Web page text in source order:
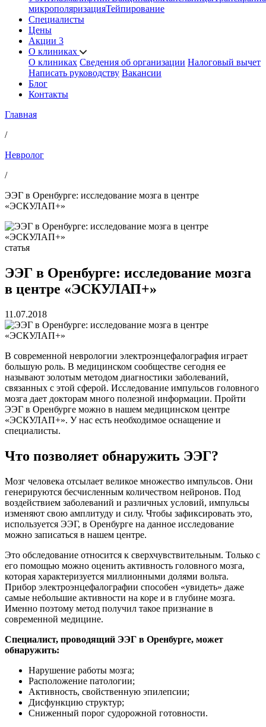
микрополяризацияТейпирование
Специалисты
Цены
Акции 3
О клиниках
О клиниках Сведения об организации Налоговый вычет
Написать руководству Вакансии
Блог
Контакты
Главная
/
Невролог
/
ЭЭГ в Оренбурге: исследование мозга в центре
«ЭСКУЛАП+»
статья
ЭЭГ в Оренбурге: исследование мозга
в центре «ЭСКУЛАП+»
11.07.2018
В современной неврологии электроэнцефалография играет
большую роль. В медицинском сообществе сегодня ее
называют золотым методом диагностики заболеваний,
связанных с этой сферой. Исследование импульсов головного
мозга дает докторам много полезной информации. Пройти
ЭЭГ в Оренбурге можно в нашем медицинском центре
«ЭСКУЛАП+». У нас есть необходимое оснащение и
специалисты.
Что позволяет обнаружить ЭЭГ?
Мозг человека отсылает великое множество импульсов. Они
генерируются бесчисленным количеством нейронов. Под
воздействием заболеваний и различных условий, импульсы
изменяют свою амплитуду и силу. Чтобы зафиксировать это,
используется ЭЭГ, в Оренбурге на данное исследование
можно записаться в нашем центре.
Это обследование относится к сверхчувствительным. Только с
его помощью можно оценить активность головного мозга,
которая характеризуется миллионными долями вольта.
Прибор электроэнцефалографии способен «увидеть» даже
самые небольшие активности на коре и в глубине мозга.
Именно поэтому метод получил такое признание в
современной медицине.
Специалист, проводящий ЭЭГ в Оренбурге, может
обнаружить:
Нарушение работы мозга;
Расположение патологии;
Активность, свойственную эпилепсии;
Дисфункцию структур;
Сниженный порог судорожной готовности.